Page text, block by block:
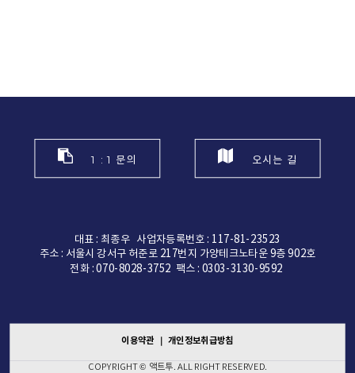
1 : 1 문의 오시는 길
대표 : 최종우 사업자등록번호 : 117-81-23523
주소 : 서울시 강서구 허준로 217번지 가양테크노타운 9층 902호
전화 : 070-8028-3752 팩스 : 0303-3130-9592
이용약관 ｜ 개인정보취급방침
COPYRIGHT © 액트투. ALL RIGHT RESERVED.